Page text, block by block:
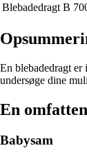
Blebadedragt B
En blebadedragt
undersøge dine
En
Babysam